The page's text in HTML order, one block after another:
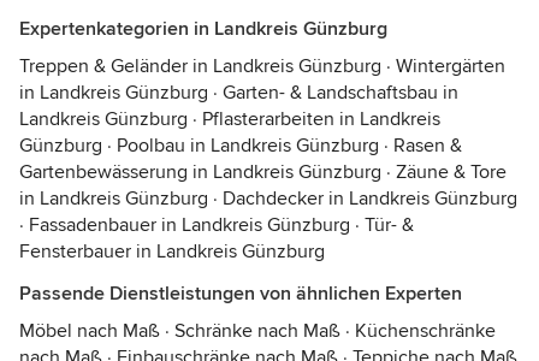
Expertenkategorien in Landkreis Günzburg
Treppen & Geländer in Landkreis Günzburg · Wintergärten
in Landkreis Günzburg · Garten- & Landschaftsbau in
Landkreis Günzburg · Pflasterarbeiten in Landkreis
Günzburg · Poolbau in Landkreis Günzburg · Rasen &
Gartenbewässerung in Landkreis Günzburg · Zäune & Tore
in Landkreis Günzburg · Dachdecker in Landkreis Günzburg
· Fassadenbauer in Landkreis Günzburg · Tür- &
Fensterbauer in Landkreis Günzburg
Passende Dienstleistungen von ähnlichen Experten
Möbel nach Maß · Schränke nach Maß · Küchenschränke